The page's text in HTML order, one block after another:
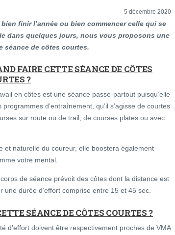
5 décembre 2020
bien finir l’année ou bien commencer celle qui se
dans quelques jours, nous vous proposons une
séance de côtes courtes.
FAIRE CETTE SÉANCE DE CÔTES
?
en côtes est une séance passe-partout puisqu’elle
d’entraînement, qu’il s’agisse de courtes
sur route ou de trail, de courses plates ou avec
et naturelle du coureur, elle boostera également
votre mental.
de séance prévoit des côtes dont la distance est
une durée d’effort comprise entre 15 et 45 sec.
SÉANCE DE CÔTES COURTES ?
d’effort doivent être respectivement proches de VMA